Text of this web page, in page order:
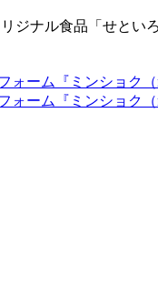
ジナル食品「せとい